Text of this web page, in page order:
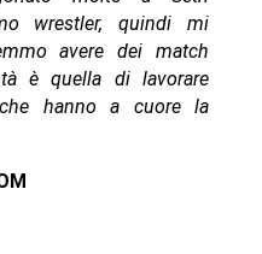
wrestler, quindi mi
avere dei match
è quella di lavorare
hanno a cuore la